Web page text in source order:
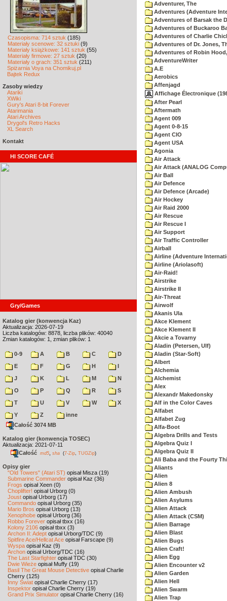
Czasopisma: 714 sztuk (185)
Materiały scenowe: 32 sztuki (9)
Materiały książkowe: 141 sztuk (55)
Materiały firmowe: 27 sztuk (20)
Materiały o grach: 351 sztuk (211)
Spiżarnia Voya na Chomikuj.pl
Bajtek Redux
Zasoby wiedzy
Atariki
XWiki
Gury's Atari 8-bit Forever
Atarimania
Atari Archives
Drygol's Retro Hacks
XL Search
Kontakt
HI SCORE CAFÉ
Gry/Games
Katalog gier (konwencja Kaz)
Aktualizacja: 2026-07-19
Liczba katalogów: 8878, liczba plików: 40040
Zmian katalogów: 1, zmian plików: 1
0-9 A B C
D
E
F G H
I
J
K L M
N
O
P Q R
S
T
U V W
X
Y
Z
inne
Całość 3074 MB
Katalog gier (konwencja TOSEC)
Aktualizacja: 2021-07-11
Całość md5 sha (7-Zip TUGZip)
Opisy gier
"Old Towers" (Atari ST) opisał Misza (19)
Submarine Commander opisał Kaz (36)
Frogs opisał Xeen (0)
Choplifter! opisał Urborg (0)
Joust opisał Urborg (17)
Commando opisał Urborg (35)
Mario Bros opisał Urborg (13)
Xenophobe opisał Urborg (36)
Robbo Forever opisał tbxx (16)
Kolony 2106 opisał tbxx (3)
Archon II: Adept opisał Urborg/TDC (9)
Spitfire Ace/Hellcat Ace opisał Farscape (9)
Wyspa opisał Kaz (9)
Archon opisał Urborg/TDC (16)
The Last Starfighter opisał TDC (30)
Dwie Wieże opisał Muffy (19)
Basil The Great Mouse Detective opisał Charlie
Cherry (125)
Inny Świat opisał Charlie Cherry (17)
Inspektor opisał Charlie Cherry (19)
Grand Prix Simulator opisał Charlie Cherry (16)
Adventurer, The
Adventures (Adventure
Adventures of Barsak the
Adventures of Buckaroo
Adventures of Charlie
Adventures of Dr. Jones,
Adventures of Robin
AdventureWriter
A.E
Aerobics
Affenjagd
Affichage Électronique
After Pearl
Aftermath
Agent 009
Agent 0-8-15
Agent CIO
Agent USA
Agonia
Air Attack
Air Attack (ANALOG
Air Ball
Air Defence
Air Defence (Arcade)
Air Hockey
Air Raid 2000
Air Rescue
Air Rescue I
Air Support
Air Traffic Controller
Airball
Airline (Adventure
Airline (Ariolasoft)
Air-Raid!
Airstrike
Airstrike II
Air-Threat
Airwolf
Akanis Ula
Akce Klement
Akce Klement II
Akcie a Tovarny
Aladin (Petersen, Ulf)
Aladin (Star-Soft)
Albert
Alchemia
Alchemist
Alex
Alexandr Makedonsky
Alf in the Color Caves
Alfabet
Alfabet Zug
Alfa-Boot
Algebra Drills and Tests
Algebra Quiz I
Algebra Quiz II
Ali Baba and the Fourty
Aliants
Alien
Alien 8
Alien Ambush
Alien Asylums
Alien Attack
Alien Attack (CSM)
Alien Barrage
Alien Blast
Alien Bugs
Alien Craft!
Alien Egg
Alien Encounter v2
Alien Garden
Alien Hell
Alien Swarm
Alien Trap